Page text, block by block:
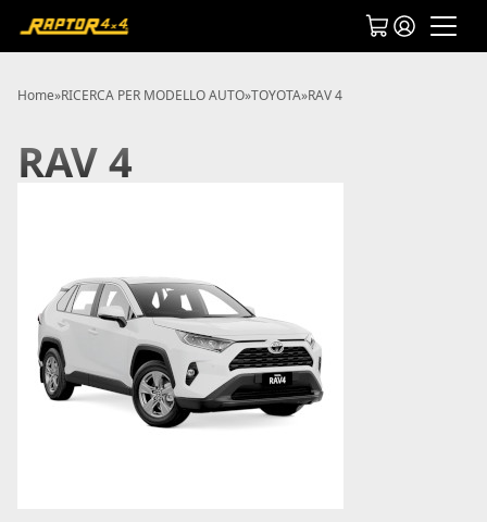
Home»RICERCA PER MODELLO AUTO»TOYOTA»RAV 4
RAV 4